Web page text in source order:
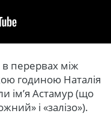
перервах між
годиною Наталія
ім’я Астамур (що
і «залізо»).